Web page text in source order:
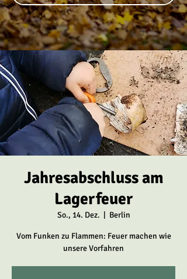
Jahresabschluss am
Lagerfeuer
So., 14. Dez.
  |
Berlin
Vom Funken zu Flammen: Feuer machen wie
unsere Vorfahren